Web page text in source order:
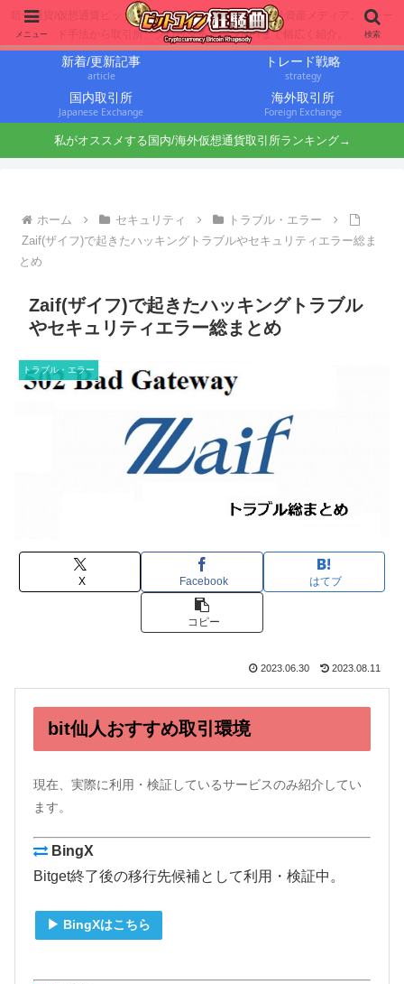
暗号通貨/仮想通貨ビットコインに投資するbit仙人の暗号資産メディア。トレー
ド手法から取引所、ブロックチェーンNFTまで幅広く紹介。
新着/更新記事
article
トレード戦略
strategy
国内取引所
Japanese Exchange
海外取引所
Foreign Exchange
私がオススメする国内/海外仮想通貨取引所ランキング→
ホーム セキュリティ
トラブル・エラー
Zaif(ザイフ)で起きたハッキングトラブルやセキュリティエラー総ま
とめ
Zaif(ザイフ)で起きたハッキングトラブル
やセキュリティエラー総まとめ
トラブル・エラー
X Facebook はてブ
コピー
2023.06.30 2023.08.11
bit仙人おすすめ取引環境
現在、実際に利用・検証しているサービスのみ紹介してい
ます。
BingX
Bitget終了後の移行先候補として利用・検証中。
▶ BingXはこちら
メニュー 検索